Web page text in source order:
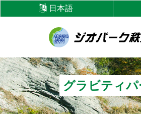
ン
本
文
へ
ス
キ
ッ
日本語
ジオパーク
グラビティパ